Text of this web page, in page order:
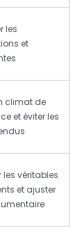
les
et
climat de
et éviter les
les véritables
et ajuster